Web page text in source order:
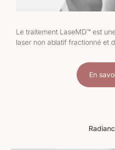
Le traitement LaseMD™ est
laser non ablatif fractionné et
En